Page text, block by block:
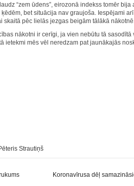
“zem ūdens”, eirozonā indekss tomēr
bet situācija nav graujoša. Iespējami
skaitā pēc lielās jezgas beigām tālākā
nākotni ir cerīgi, ja vien nebūtu tā sasodītā
ietekmi mēs vēl neredzam pat jaunākajās
Strautiņš
Koronavīrusa dēļ